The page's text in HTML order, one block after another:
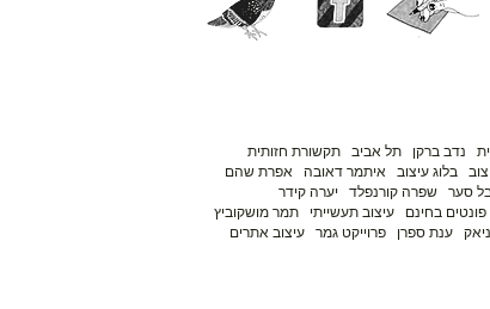
נדב ברקן תל אביב
תקשורת חזותית
בלוג עיצוב איתמר דאובה
אפרת שהם
סער שפרה קורנפלד
יערה קידר
פונטים בחינם עיצוב תעשייתי
תמר מושקוביץ
ענת ספרן פרוייקט גמר
עיצוב אתרים